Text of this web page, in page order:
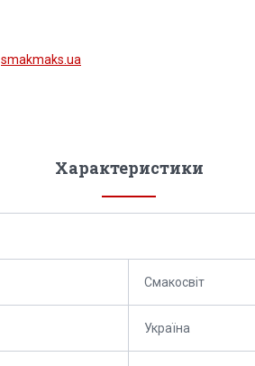
smakmaks.ua
Характеристики
Смакосвіт
Україна